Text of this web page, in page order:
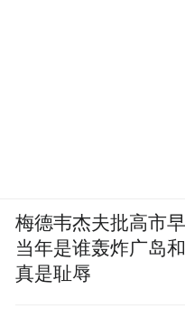
梅德韦杰夫批高市
当年是谁轰炸广岛和
真是耻辱